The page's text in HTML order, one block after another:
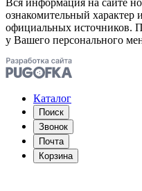
ознакомительный характер
официальных источников.
у Вашего персонального
Каталог
Поиск
Звонок
Почта
Корзина